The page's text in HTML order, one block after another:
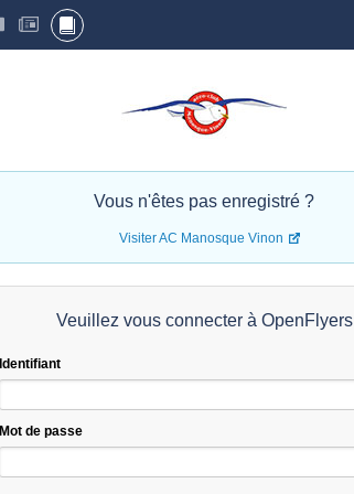
Vous n'êtes pas enregistré ?
Visiter AC Manosque Vinon
Veuillez vous connecter à OpenFlyers
Identifiant
Mot de passe